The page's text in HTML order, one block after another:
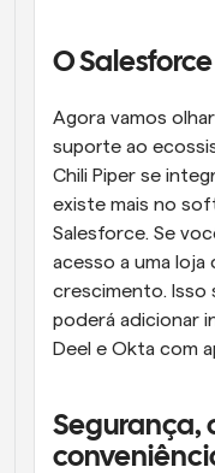
O
Agora vamos
suporte ao
Chili Piper se
existe mais no
Salesforce. Se
acesso a uma
crescimento. Isso
poderá adicionar
Deel e Okta com
Segurança,